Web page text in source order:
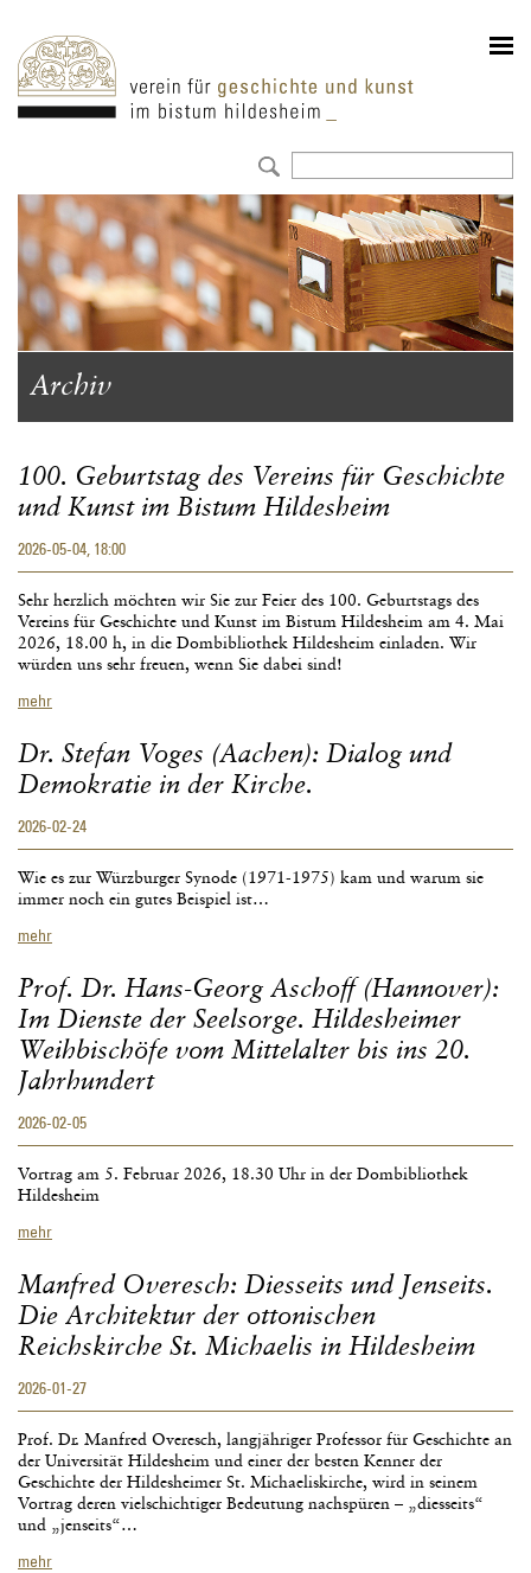
Archiv
100. Geburtstag des Vereins für Geschichte
und Kunst im Bistum Hildesheim
2026-05-04, 18:00
Sehr herzlich möchten wir Sie zur Feier des 100. Geburtstags des
Vereins für Geschichte und Kunst im Bistum Hildesheim am 4. Mai
2026, 18.00 h, in die Dombibliothek Hildesheim einladen. Wir
würden uns sehr freuen, wenn Sie dabei sind!
mehr100.
des
Vereins
für
und
Kunst
Bistum
Dr. Stefan Voges (Aachen): Dialog und
Demokratie in der Kirche.
2026-02-24
Wie es zur Würzburger Synode (1971-1975) kam und warum sie
immer noch ein gutes Beispiel ist…
mehrDr.
Voges
(Aachen):
Dialog
und
Demokratie
in
Kirche.
Prof. Dr. Hans-Georg Aschoff (Hannover):
Im Dienste der Seelsorge. Hildesheimer
Weihbischöfe vom Mittelalter bis ins 20.
Jahrhundert
2026-02-05
Vortrag am 5. Februar 2026, 18.30 Uhr in der Dombibliothek
Hildesheim
mehrProf.
Hans-
Georg
Aschoff
(Hannover):
Im
Dienste
der
Hildesheimer
Weihbischöfe
vom
Mittelalter
bis
Manfred Overesch: Diesseits und Jenseits.
Die Architektur der ottonischen
Reichskirche St. Michaelis in Hildesheim
2026-01-27
Prof. Dr. Manfred Overesch, langjähriger Professor für Geschichte an
der Universität Hildesheim und einer der besten Kenner der
Geschichte der Hildesheimer St. Michaeliskirche, wird in seinem
Vortrag deren vielschichtiger Bedeutung nachspüren – „diesseits“
und „jenseits“…
mehrManfred